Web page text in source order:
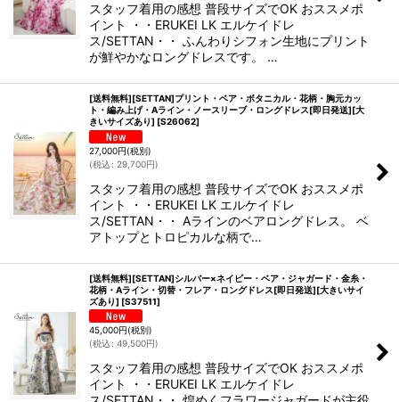
スタッフ着用の感想 普段サイズでOK おススメポ
イント ・・ERUKEI LK エルケイドレ
ス/SETTAN・・ ふんわりシフォン生地にプリント
が鮮やかなロングドレスです。 …
[送料無料][SETTAN]プリント・ベア・ボタニカル・花柄・胸元カッ
ト・編み上げ・Aライン・ノースリーブ・ロングドレス[即日発送][大
きいサイズあり] [S26062]
27,000円(税別)
(税込 : 29,700円)
スタッフ着用の感想 普段サイズでOK おススメポ
イント ・・ERUKEI LK エルケイドレ
ス/SETTAN・・ Aラインのベアロングドレス。 ベ
アトップとトロピカルな柄で…
[送料無料][SETTAN]シルバー×ネイビー・ベア・ジャガード・金糸・
花柄・Aライン・切替・フレア・ロングドレス[即日発送][大きいサイ
ズあり] [S37511]
45,000円(税別)
(税込: 49,500円)
スタッフ着用の感想 普段サイズでOK おススメポ
イント ・・ERUKEI LK エルケイドレ